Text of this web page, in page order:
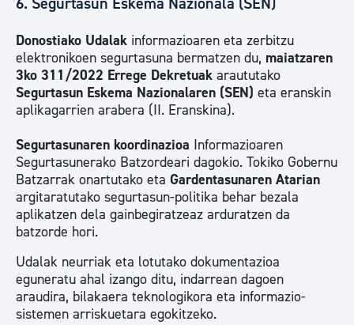
Donostiako Udalak informazioaren eta zerbitzu
elektronikoen segurtasuna bermatzen du, maiatzaren
3ko 311/2022 Errege Dekretuak araututako
Segurtasun Eskema Nazionalaren (SEN) eta eranskin
aplikagarrien arabera (II. Eranskina).
Segurtasunaren koordinazioa Informazioaren
Segurtasunerako Batzordeari dagokio. Tokiko Gobernu
Batzarrak onartutako eta Gardentasunaren Atarian
argitaratutako segurtasun-politika behar bezala
aplikatzen dela gainbegiratzeaz arduratzen da
batzorde hori.
Udalak neurriak eta lotutako dokumentazioa
eguneratu ahal izango ditu, indarrean dagoen
araudira, bilakaera teknologikora eta informazio-
sistemen arriskuetara egokitzeko.